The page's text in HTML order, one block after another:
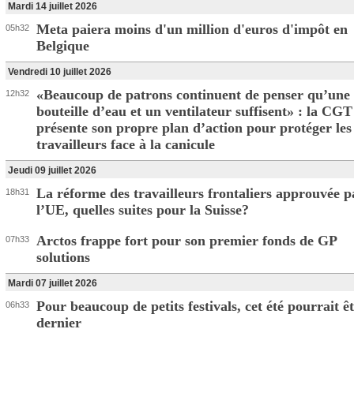
Mardi 14 juillet 2026
05h32
Meta paiera moins d'un million d'euros d'impôt en
Belgique
Vendredi 10 juillet 2026
12h32
«Beaucoup de patrons continuent de penser qu’une
bouteille d’eau et un ventilateur suffisent» : la CGT
présente son propre plan d’action pour protéger les
travailleurs face à la canicule
Jeudi 09 juillet 2026
18h31
La réforme des travailleurs frontaliers approuvée
l’UE, quelles suites pour la Suisse?
07h33
Arctos frappe fort pour son premier fonds de GP
solutions
Mardi 07 juillet 2026
06h33
Pour beaucoup de petits festivals, cet été pourrait
dernier